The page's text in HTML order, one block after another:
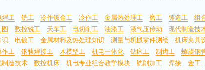
焊工 铣工 冷作钣金工 冷作工 金属热处理工 磨工 铸造工
组
数控铣工 天车工 电切削工 油漆工 液气压传动
现代制造技
识 电镀工 金属材料及热处理知识 测量与机械零件测绘
机床夹具
作工 钢轨焊接工 木模型工 机电一体化 钻床工 制齿工
螺旋钢
制造技术 数控机床 机电专业组合教学模块 铣削加工 焊接 金工